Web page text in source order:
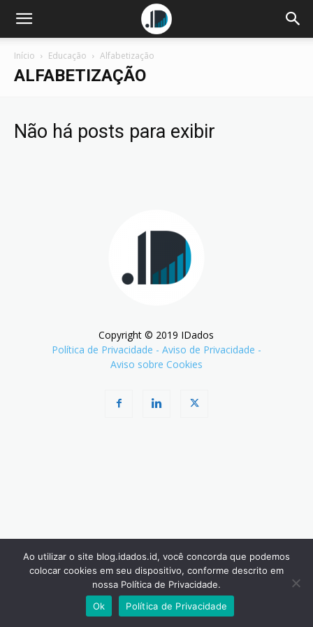
Início Educação Alfabetização
ALFABETIZAÇÃO
Não há posts para exibir
Copyright © 2019 IDados
Política de Privacidade - Aviso de Privacidade -
Aviso sobre Cookies
Ao utilizar o site blog.idados.id, você concorda que podemos
colocar cookies em seu dispositivo, conforme descrito em
nossa Política de Privacidade.
Ok
Política de Privacidade